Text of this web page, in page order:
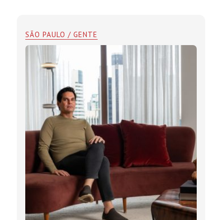
SÃO PAULO / GENTE